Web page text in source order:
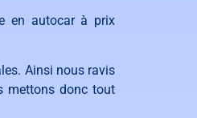
en autocar à prix
. Ainsi nous ravis
mettons donc tout